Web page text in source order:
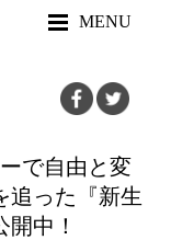
MENU
で自由と変
追った『新生
中！